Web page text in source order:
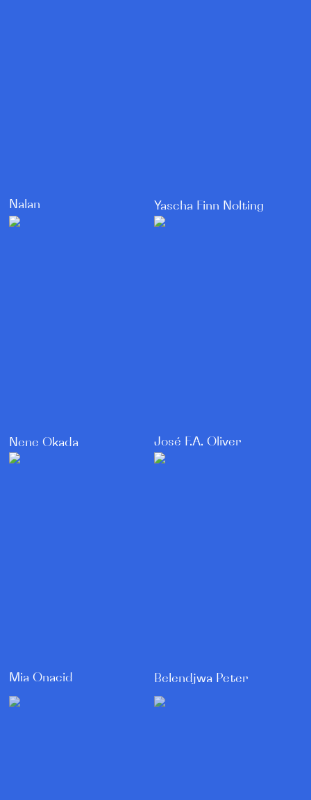
Nalan Yascha Finn Nolting
Nene Okada José F.A. Oliver
Mia Onacid Belendjwa Peter